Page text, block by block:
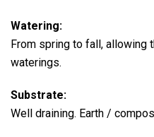
Watering:
From spring to fall, allowing
waterings.
Substrate:
Well draining. Earth /